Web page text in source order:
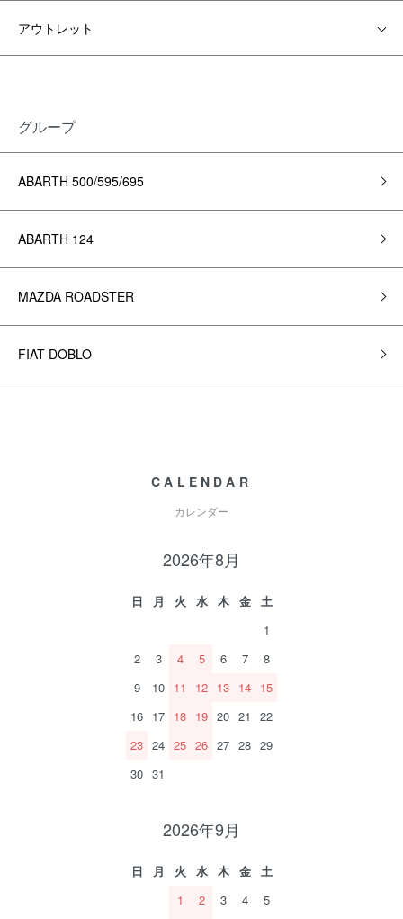
アウトレット
グループ
ABARTH 500/595/695
ABARTH 124
MAZDA ROADSTER
FIAT DOBLO
CALENDAR
カレンダー
2026年8月
日 月 火 水 木 金
土
1
2
3 4 5 6 7
8
9
10 11 12 13 14 15
16 17 18 19 20 21
22
23 24 25 26 27 28 29
30 31
2026年9月
日 月 火 水 木 金
土
1
2 3 4
5